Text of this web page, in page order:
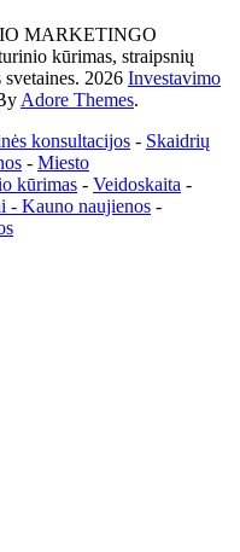
MARKETINGO
kūrimas, straipsnių
2026 Investavimo
Adore Themes.
konsultacijos - Skaidrių
- Miesto
kūrimas - Veidoskaita -
- Kauno naujienos -